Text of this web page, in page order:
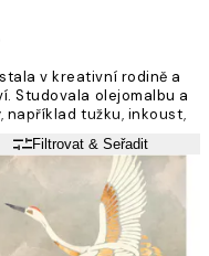
v kreativní rodině a
Studovala olejomalbu a
například tužku, inkoust,
vyváženou s množstvím
kovový nádech."
pak je načrtne nebo
úpravy.
Filtrovat & Seřadit